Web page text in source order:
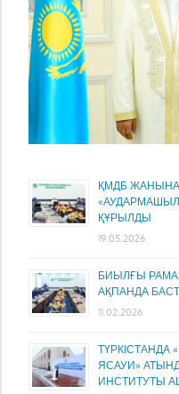
ҚМДБ
ҚҰРЫЛДЫ
19.05.2026
БИЫЛҒЫ
АҚПАНДА
11.02.2026
ТҮРКІСТАНДА
ЯСАУИ»
ИНСТИТУТЫ